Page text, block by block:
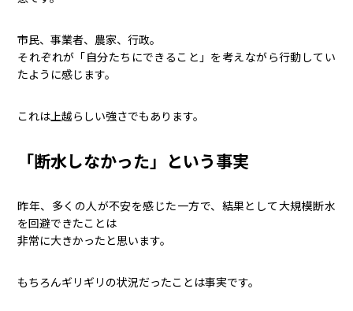
市民、事業者、農家、行政。
それぞれが「自分たちにできること」を考えながら行動してい
たように感じます。
これは上越らしい強さでもあります。
「断水しなかった」という事実
昨年、多くの人が不安を感じた一方で、結果として大規模断水
を回避できたことは
非常に大きかったと思います。
もちろんギリギリの状況だったことは事実です。